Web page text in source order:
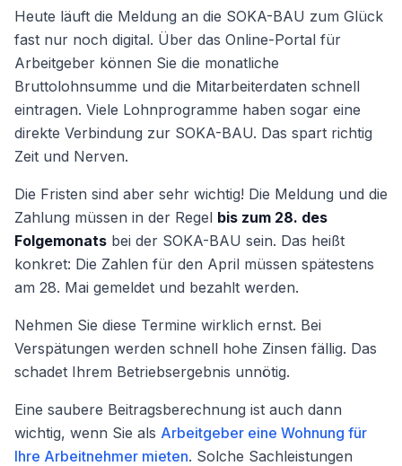
Heute läuft die Meldung an die SOKA-BAU zum Glück
fast nur noch digital. Über das Online-Portal für
Arbeitgeber können Sie die monatliche
Bruttolohnsumme und die Mitarbeiterdaten schnell
eintragen. Viele Lohnprogramme haben sogar eine
direkte Verbindung zur SOKA-BAU. Das spart richtig
Zeit und Nerven.
Die Fristen sind aber sehr wichtig! Die Meldung und die
Zahlung müssen in der Regel bis zum 28. des
Folgemonats bei der SOKA-BAU sein. Das heißt
konkret: Die Zahlen für den April müssen spätestens
am 28. Mai gemeldet und bezahlt werden.
Nehmen Sie diese Termine wirklich ernst. Bei
Verspätungen werden schnell hohe Zinsen fällig. Das
schadet Ihrem Betriebsergebnis unnötig.
Eine saubere Beitragsberechnung ist auch dann
wichtig, wenn Sie als Arbeitgeber eine Wohnung für
Ihre Arbeitnehmer mieten. Solche Sachleistungen